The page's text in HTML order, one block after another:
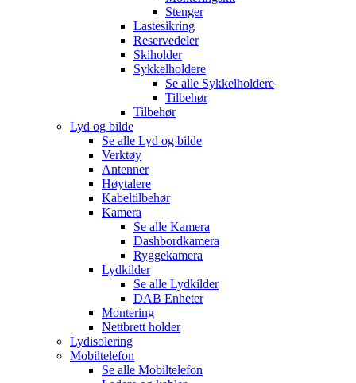
Stenger
Lastesikring
Reservedeler
Skiholder
Sykkelholdere
Se alle Sykkelholdere
Tilbehør
Tilbehør
Lyd og bilde
Se alle Lyd og bilde
Verktøy
Antenner
Høytalere
Kabeltilbehør
Kamera
Se alle Kamera
Dashbordkamera
Ryggekamera
Lydkilder
Se alle Lydkilder
DAB Enheter
Montering
Nettbrett holder
Lydisolering
Mobiltelefon
Se alle Mobiltelefon